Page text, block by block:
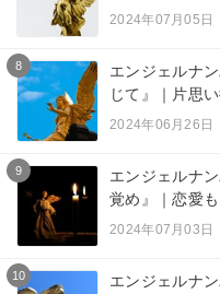
2024年07月05日
8
エンジェルナ
じて』｜片思
2024年06月26日
9
エンジェルナ
覚め』｜恋愛も
2024年07月03日
10
エンジェルナ